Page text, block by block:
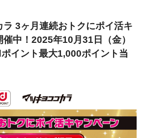
ラ 3ヶ月連続おトクにポイ活キ
中！2025年10月31日（金）
イント最大1,000ポイント当